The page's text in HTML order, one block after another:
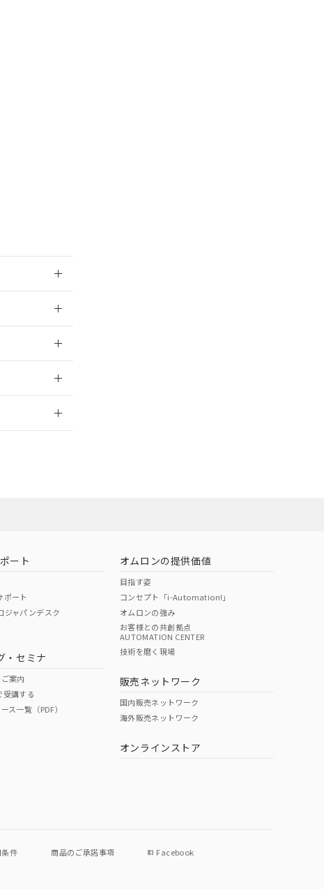
O O
ート
ポート
ジャパンデスク
・セミナ
案内
受講する
ス一覧（PDF）
オムロンの提供価値
目指す姿
コンセプト「i-Automation!」
オムロンの強み
お客様との共創拠点
AUTOMATION CENTER
技術を磨く現場
販売ネットワーク
国内販売ネットワーク
海外販売ネットワーク
オンラインストア
条件 商品のご承諾事項 Facebook